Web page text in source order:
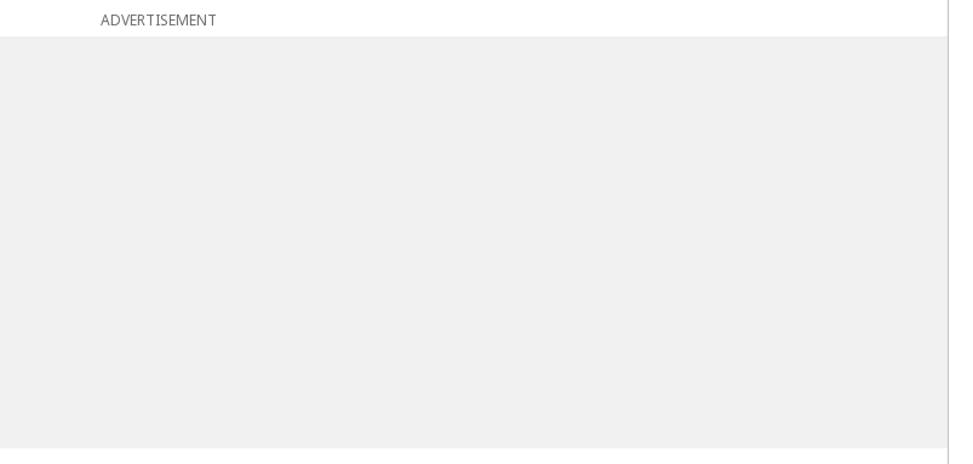
ADVERTISEMENT